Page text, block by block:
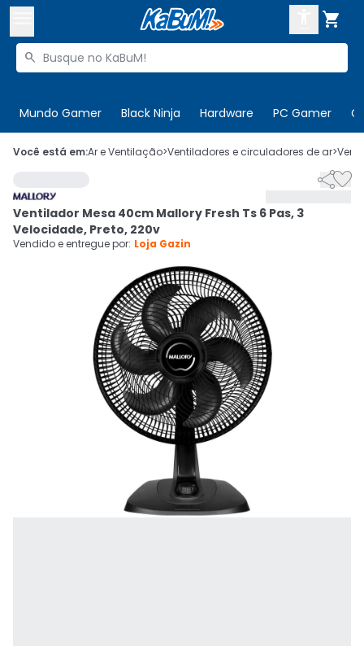

Buscar produtos

Mundo Gamer Black Ninja Hardware PC Gamer
 Olá. Acesse sua conta
Cupons
Ativar tradutor em libras
CADASTRE-SE
Você está em:Ar e Ventilação>Ventiladores e circuladores de ar>

Ventilador Mesa 40cm Mallory Fresh Ts 6 Pas, 3
Velocidade, Preto, 220v
Vendido e entregue por: Loja Gazin